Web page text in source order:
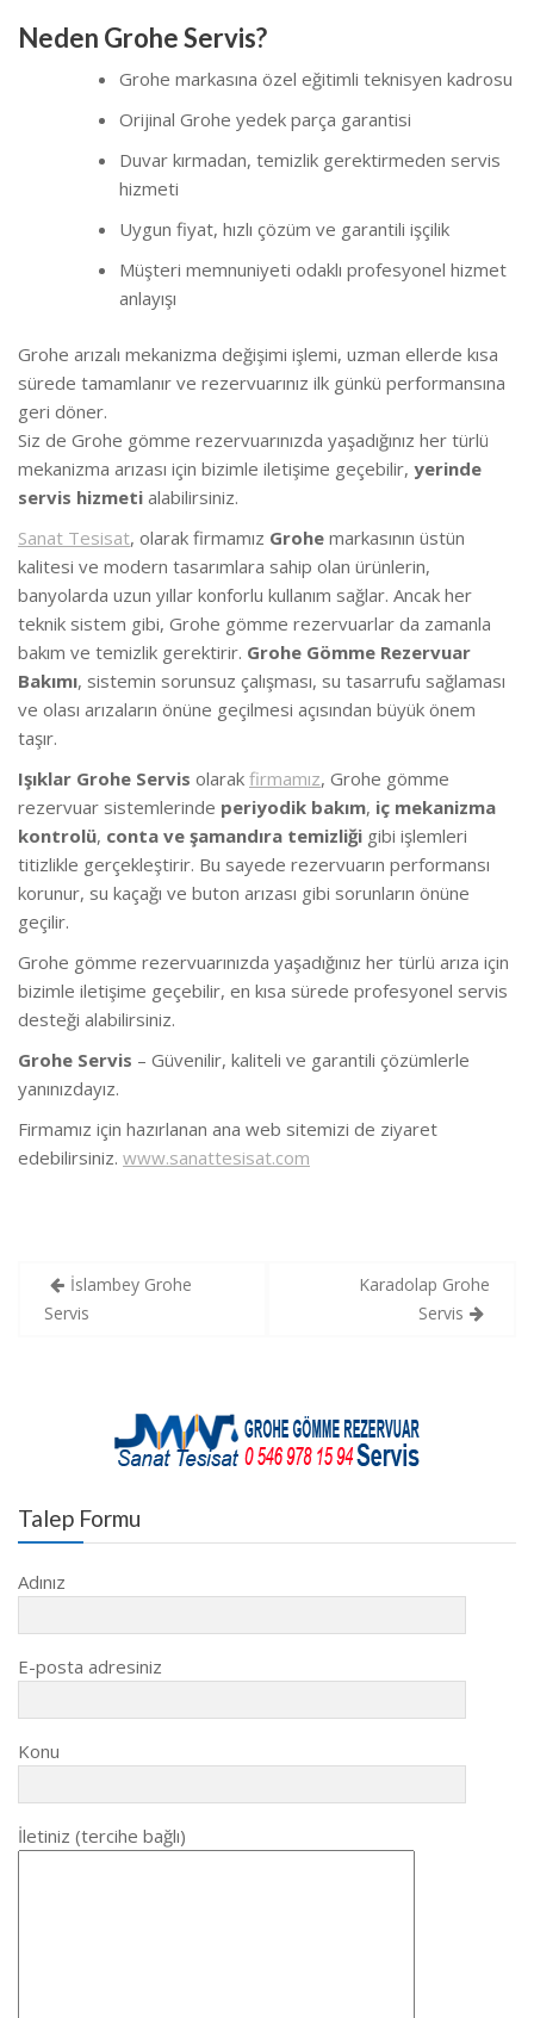
Neden Grohe Servis?
Grohe markasına özel eğitimli teknisyen kadrosu
Orijinal Grohe yedek parça garantisi
Duvar kırmadan, temizlik gerektirmeden servis
hizmeti
Uygun fiyat, hızlı çözüm ve garantili işçilik
Müşteri memnuniyeti odaklı profesyonel hizmet
anlayışı
Grohe arızalı mekanizma değişimi işlemi, uzman ellerde kısa
sürede tamamlanır ve rezervuarınız ilk günkü performansına
geri döner.
Siz de Grohe gömme rezervuarınızda yaşadığınız her türlü
mekanizma arızası için bizimle iletişime geçebilir, yerinde
servis hizmeti alabilirsiniz.
Sanat Tesisat, olarak firmamız Grohe markasının üstün
kalitesi ve modern tasarımlara sahip olan ürünlerin,
banyolarda uzun yıllar konforlu kullanım sağlar. Ancak her
teknik sistem gibi, Grohe gömme rezervuarlar da zamanla
bakım ve temizlik gerektirir. Grohe Gömme Rezervuar
Bakımı, sistemin sorunsuz çalışması, su tasarrufu sağlaması
ve olası arızaların önüne geçilmesi açısından büyük önem
taşır.
Işıklar Grohe Servis olarak firmamız, Grohe gömme
rezervuar sistemlerinde periyodik bakım, iç mekanizma
kontrolü, conta ve şamandıra temizliği gibi işlemleri
titizlikle gerçekleştirir. Bu sayede rezervuarın performansı
korunur, su kaçağı ve buton arızası gibi sorunların önüne
geçilir.
Grohe gömme rezervuarınızda yaşadığınız her türlü arıza için
bizimle iletişime geçebilir, en kısa sürede profesyonel servis
desteği alabilirsiniz.
Grohe Servis – Güvenilir, kaliteli ve garantili çözümlerle
yanınızdayız.
Firmamız için hazırlanan ana web sitemizi de ziyaret
edebilirsiniz. www.sanattesisat.com
Yazı
gezinmesi
İslambey Grohe
Servis
Karadolap Grohe
Servis
Talep Formu
Adınız
E-posta adresiniz
Konu
İletiniz (tercihe bağlı)